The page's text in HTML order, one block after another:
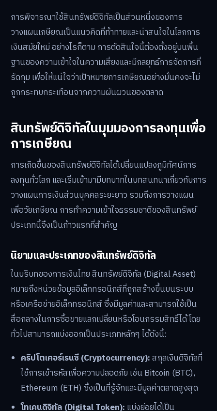
การพิจารณาใช้สินทรัพย์ดิจิทัลเป็นส่วนหนึ่งของการ
วางแผนเกษียณเป็นแนวคิดที่ท้าทายและน่าสนใจในโลกการ
เงินสมัยใหม่ อย่างไรก็ตาม การตัดสินใจนี้ต้องตั้งอยู่บนพื้น
ฐานของความเข้าใจในความเสี่ยงและมีกลยุทธ์การจัดการที่
รัดกุม เพื่อให้แน่ใจว่าเป้าหมายการเกษียณอย่างมั่นคงจะไม่
ถูกกระทบกระเทือนจากความผันผวนของตลาด
สินทรัพย์ดิจิทัลในมุมมองการลงทุนเพื่อ
การเกษียณ
การเกิดขึ้นของสินทรัพย์ดิจิทัลได้เปลี่ยนแปลงภูมิทัศน์การ
ลงทุนทั่วโลก และเริ่มเข้ามามีบทบาทในบทสนทนาเกี่ยวกับการ
วางแผนการเงินส่วนบุคคลระยะยาว รวมถึงการวางแผน
เพื่อวัยเกษียณ การทำความเข้าใจธรรมชาติของสินทรัพย์
ประเภทนี้จึงเป็นก้าวแรกที่สำคัญ
นิยามและประเภทของสินทรัพย์ดิจิทัล
ในบริบทของการเงินไทย สินทรัพย์ดิจิทัล (Digital Asset)
หมายถึงหน่วยข้อมูลอิเล็กทรอนิกส์ที่ถูกสร้างขึ้นบนระบบ
หรือเครือข่ายอิเล็กทรอนิกส์ ซึ่งมีมูลค่าและสามารถใช้เป็น
สื่อกลางในการซื้อขายแลกเปลี่ยนหรือโอนกรรมสิทธิ์ได้ โดย
ทั่วไปสามารถแบ่งออกเป็นประเภทหลักๆ ได้ดังนี้:
คริปโตเคอร์เรนซี (Cryptocurrency):สกุลเงินดิจิทัลที่
ใช้การเข้ารหัสเพื่อความปลอดภัย เช่น Bitcoin (BTC),
Ethereum (ETH) ซึ่งเป็นที่รู้จักและมีมูลค่าตลาดสูงสุด
โทเคนดิจิทัล (Digital Token): แบ่งย่อยได้เป็น